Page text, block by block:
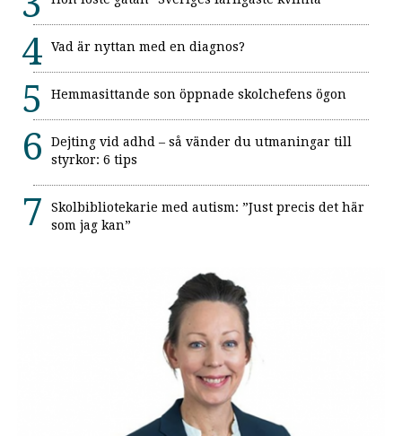
Vad är nyttan med en diagnos?
Hemmasittande son öppnade skolchefens ögon
Dejting vid adhd – så vänder du utmaningar till
styrkor: 6 tips
Skolbibliotekarie med autism: ”Just precis det här
som jag kan”